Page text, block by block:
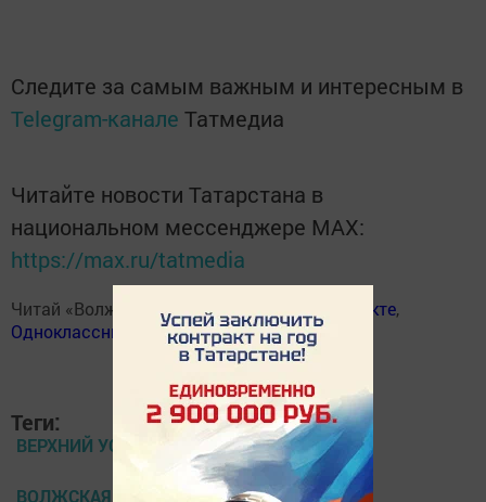
Следите за самым важным и интересным в
Telegram-канале Татмедиа
Читайте новости Татарстана в
национальном мессенджере MАХ:
https://max.ru/tatmedia
Читай «Волжскую новь» в Вконтакте,
Одноклассники
Дзен
Теги:
ВЕРХНИЙ УСЛОН
ВОЛЖСКАЯ НОВЬ